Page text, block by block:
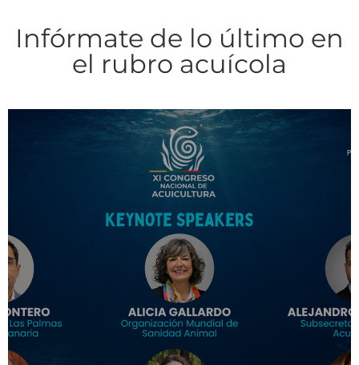
Infórmate de lo último en
el rubro acuícola